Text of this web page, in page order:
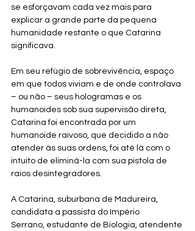
se esforçavam cada vez mais para
explicar a grande parte da pequena
humanidade restante o que Catarina
significava.
Em seu refúgio de sobrevivência, espaço
em que todos viviam e de onde controlava
– ou não – seus hologramas e os
humanoides sob sua supervisão direta,
Catarina foi encontrada por um
humanoide raivoso, que decidido a não
atender às suas ordens, foi até lá com o
intuito de eliminá-la com sua pistola de
raios desintegradores.
A Catarina, suburbana de Madureira,
candidata a passista do Império
Serrano, estudante de Biologia, atendente